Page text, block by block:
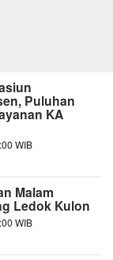
Puluhan
KA
WIB
Malam
Ledok Kulon
WIB